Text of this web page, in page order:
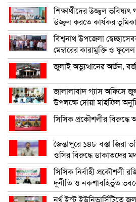
শিক্ষার্থীদের উজ্জ্বল
উজ্জ্বল করতে কার্যকর
বিশ্বনাথ উপজেলা
মেম্বারের কারামুক্তি ও
জুলাই অভ্যুত্থানের অর্জন,
জালালাবাদ গ্যাস অফিসে
উপলক্ষে দোয়া মাহফিল
সিসিক প্রকৌশলীর বিরুদ্ধে
জৈন্তাপুরে ১৪৮ বস্তা জিরা
ওসির বিরুদ্ধে ডাকাতদের
সিসিক নির্বাহী প্রকৌশলী
দুর্নীতি ও নকশাবহির্ভূত
নর্থ ইস্ট ইউনিভার্সিটিতে